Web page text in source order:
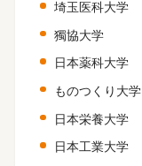
埼玉医科大学
獨協大学
日本薬科大学
ものつくり大学
日本栄養大学
日本工業大学